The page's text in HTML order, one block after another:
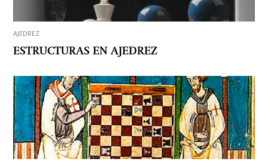
AJEDREZ
ESTRUCTURAS EN AJEDREZ